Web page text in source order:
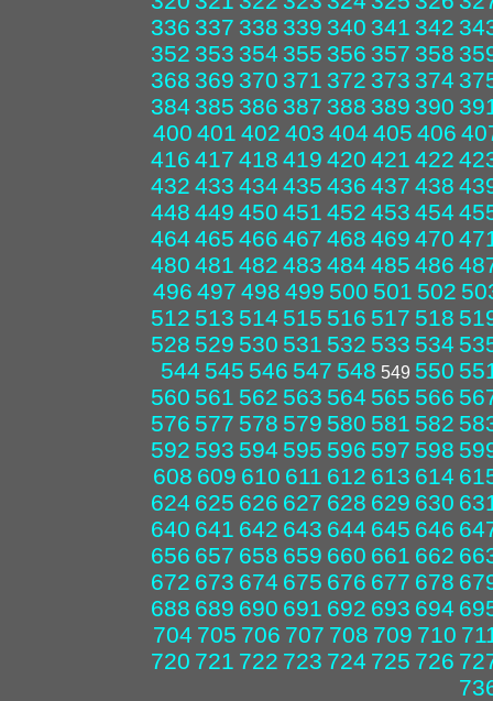
336 337 338 339 340 341 342
352 353 354 355 356 357 358
368 369 370 371 372 373 374
384 385 386 387 388 389 390
400 401 402 403 404 405 406
416 417 418 419 420 421 422
432 433 434 435 436 437 438
448 449 450 451 452 453 454
464 465 466 467 468 469 470
480 481 482 483 484 485 486
496 497 498 499 500 501 502
512 513 514 515 516 517 518
528 529 530 531 532 533 534
544 545 546 547 548 549 550
560 561 562 563 564 565 566
576 577 578 579 580 581 582
592 593 594 595 596 597 598
608 609 610 611 612 613 614
624 625 626 627 628 629 630
640 641 642 643 644 645 646
656 657 658 659 660 661 662
672 673 674 675 676 677 678
688 689 690 691 692 693 694
704 705 706 707 708 709 710
720 721 722 723 724 725 726